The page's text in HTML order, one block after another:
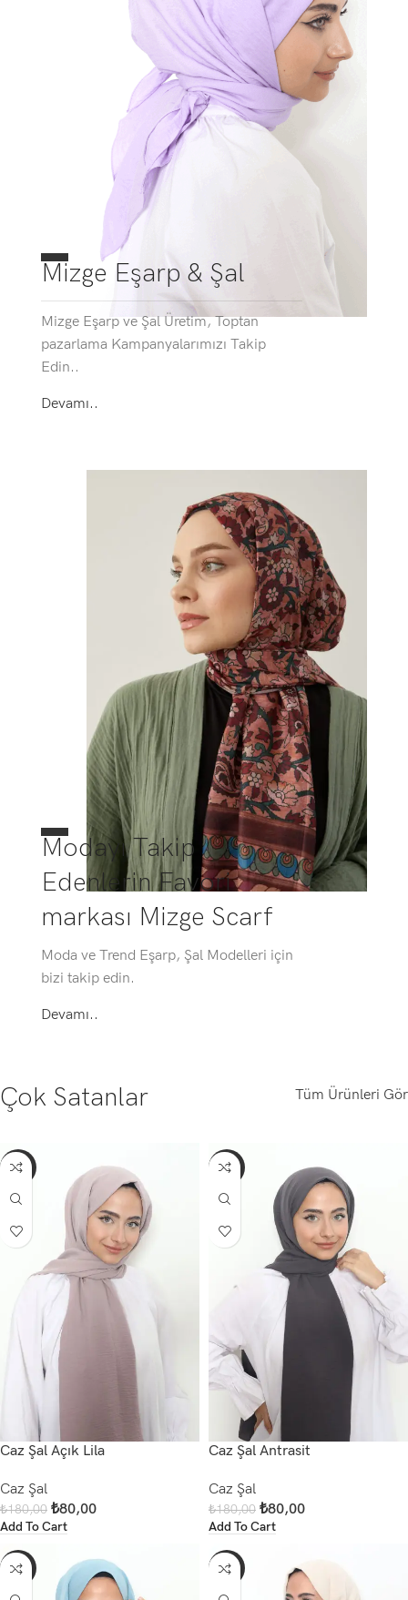
Mizge Eşarp & Şal
Mizge Eşarp ve Şal Üretim, Toptan
pazarlama Kampanyalarımızı Takip
Edin..
Devamı..
Modayı Takip
Edenlerin Favori
markası Mizge Scarf
Moda ve Trend Eşarp, Şal Modelleri için
bizi takip edin.
Devamı..
Çok Satanlar Tüm Ürünleri Gör
-56%
Caz Şal Açık Lila
Caz Şal
₺180,00 ₺80,00
Add To Cart
-56%
Caz Şal Antrasit
Caz Şal
₺180,00 ₺80,00
Add To Cart
-56% -56%